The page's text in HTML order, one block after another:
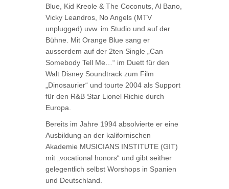
Blue, Kid Kreole & The Coconuts, Al Bano,
Vicky Leandros, No Angels (MTV
unplugged) uvw. im Studio und auf der
Bühne. Mit Orange Blue sang er
ausserdem auf der 2ten Single „Can
Somebody Tell Me…“ im Duett für den
Walt Disney Soundtrack zum Film
„Dinosaurier“ und tourte 2004 als Support
für den R&B Star Lionel Richie durch
Europa.
Bereits im Jahre 1994 absolvierte er eine
Ausbildung an der kalifornischen
Akademie MUSICIANS INSTITUTE (GIT)
mit „vocational honors“ und gibt seither
gelegentlich selbst Worshops in Spanien
und Deutschland.